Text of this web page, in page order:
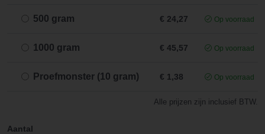
500 gram € 24,27 Op voorraad
1000 gram € 45,57 Op voorraad
Proefmonster (10 gram) € 1,38 Op voorraad
Alle prijzen zijn inclusief BTW.
Aantal